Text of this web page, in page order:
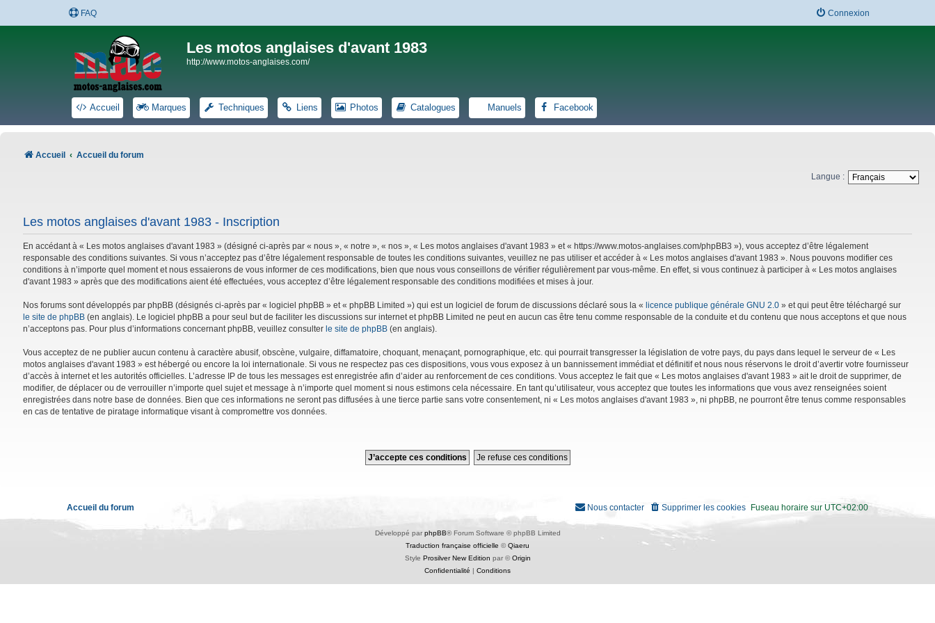
FAQ Connexion
Les motos anglaises d'avant 1983
http://www.motos-anglaises.com/
Accueil Marques Techniques Liens Photos Catalogues Manuels Facebook
Accueil Accueil du forum
Langue :
Les motos anglaises d'avant 1983 - Inscription
En accédant à « Les motos anglaises d'avant 1983 » (désigné ci-après par « nous », « notre », « nos », « Les motos anglaises d'avant 1983 » et « https://www.motos-anglaises.com/phpBB3 »), vous acceptez d’être légalement
responsable des conditions suivantes. Si vous n’acceptez pas d’être légalement responsable de toutes les conditions suivantes, veuillez ne pas utiliser et accéder à « Les motos anglaises d'avant 1983 ». Nous pouvons modifier ces
conditions à n’importe quel moment et nous essaierons de vous informer de ces modifications, bien que nous vous conseillons de vérifier régulièrement par vous-même. En effet, si vous continuez à participer à « Les motos anglaises
d'avant 1983 » après que des modifications aient été effectuées, vous acceptez d’être légalement responsable des conditions modifiées et mises à jour.
Nos forums sont développés par phpBB (désignés ci-après par « logiciel phpBB » et « phpBB Limited ») qui est un logiciel de forum de discussions déclaré sous la « licence publique générale GNU 2.0 » et qui peut être téléchargé sur
le site de phpBB (en anglais). Le logiciel phpBB a pour seul but de faciliter les discussions sur internet et phpBB Limited ne peut en aucun cas être tenu comme responsable de la conduite et du contenu que nous acceptons et que nous
n’acceptons pas. Pour plus d’informations concernant phpBB, veuillez consulter le site de phpBB (en anglais).
Vous acceptez de ne publier aucun contenu à caractère abusif, obscène, vulgaire, diffamatoire, choquant, menaçant, pornographique, etc. qui pourrait transgresser la législation de votre pays, du pays dans lequel le serveur de « Les
motos anglaises d'avant 1983 » est hébergé ou encore la loi internationale. Si vous ne respectez pas ces dispositions, vous vous exposez à un bannissement immédiat et définitif et nous nous réservons le droit d’avertir votre fournisseur
d’accès à internet et les autorités officielles. L’adresse IP de tous les messages est enregistrée afin d’aider au renforcement de ces conditions. Vous acceptez le fait que « Les motos anglaises d'avant 1983 » ait le droit de supprimer, de
modifier, de déplacer ou de verrouiller n’importe quel sujet et message à n’importe quel moment si nous estimons cela nécessaire. En tant qu’utilisateur, vous acceptez que toutes les informations que vous avez renseignées soient
enregistrées dans notre base de données. Bien que ces informations ne seront pas diffusées à une tierce partie sans votre consentement, ni « Les motos anglaises d'avant 1983 », ni phpBB, ne pourront être tenus comme responsables
en cas de tentative de piratage informatique visant à compromettre vos données.
Accueil du forum Fuseau horaire sur UTC+02:00
Supprimer les cookies
Nous contacter
Développé par phpBB® Forum Software © phpBB Limited
Traduction française officielle ©Qiaeru
Style Prosilver New Edition par ©Origin
Confidentialité | Conditions